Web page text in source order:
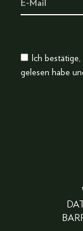
Ich
gelesen habe